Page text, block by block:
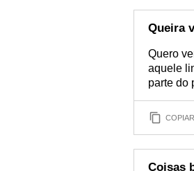
Queira
Quero
aquele
parte do
COPIAR
Coisas